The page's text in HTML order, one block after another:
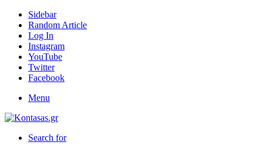
Sidebar
Random Article
Log In
Instagram
YouTube
Twitter
Facebook
Menu
Search for